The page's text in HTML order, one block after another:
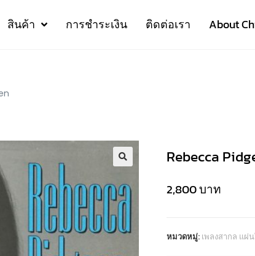
สินค้า การชำระเงิน ติดต่อเรา About
Rebecca
2,800บาท
หมวดหมู่: เพลงสากล แผ่